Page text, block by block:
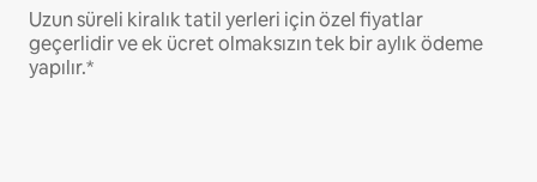
Uzun süreli kiralık tatil yerleri için özel fiyatlar
geçerlidir ve ek ücret olmaksızın tek bir aylık ödeme
yapılır.*